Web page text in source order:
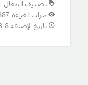
تصنيف المقال:
مرات القراءة: 16887
تاريخ الإضافة 8-03-2013